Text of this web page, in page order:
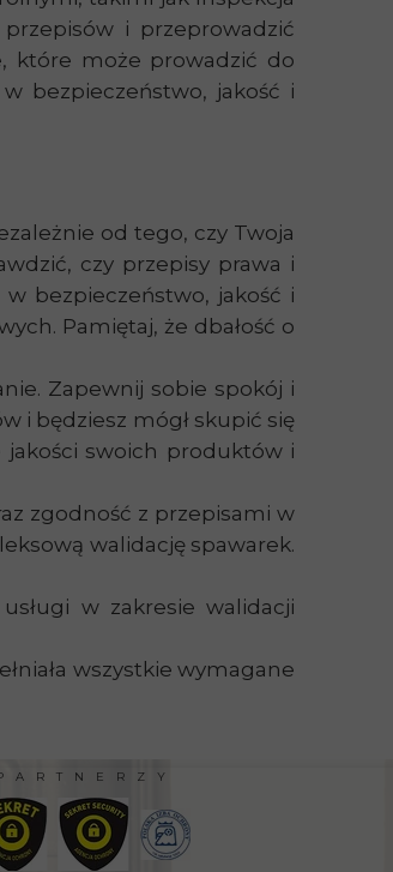
i przeprowadzić
które może prowadzić do
bezpieczeństwo, jakość i
od tego, czy Twoja
czy przepisy prawa i
bezpieczeństwo, jakość i
Pamiętaj, że dbałość o
Zapewnij sobie spokój i
i będziesz mógł skupić się
jakości swoich produktów i
zgodność z przepisami w
walidację spawarek.
w zakresie walidacji
wszystkie wymagane